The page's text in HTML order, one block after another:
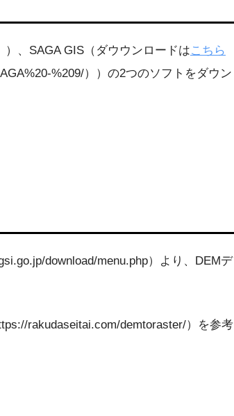
）、SAGA GIS（ダウウンロードはこちら
%209/））の2つのソフトをダウン
download/menu.php）より、DEMデ
rakudaseitai.com/demtoraster/）を参考